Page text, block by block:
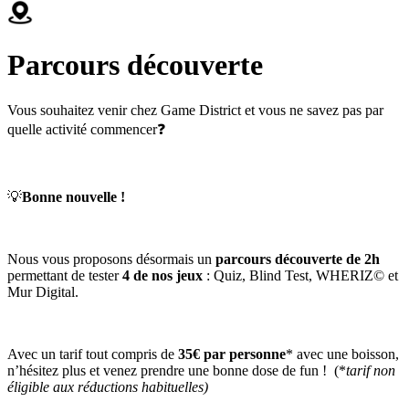
Parcours découverte
Vous souhaitez venir chez Game District et vous ne savez pas par
quelle activité commencer❓
💡Bonne nouvelle !
Nous vous proposons désormais un parcours découverte de 2h
permettant de tester4 de nos jeux : Quiz, Blind Test, WHERIZ© et
Mur Digital.
Avec un tarif tout compris de 35€ par personne* avec une boisson,
n’hésitez plus et venez prendre une bonne dose de fun ! (*tarif non
éligible aux réductions habituelles)